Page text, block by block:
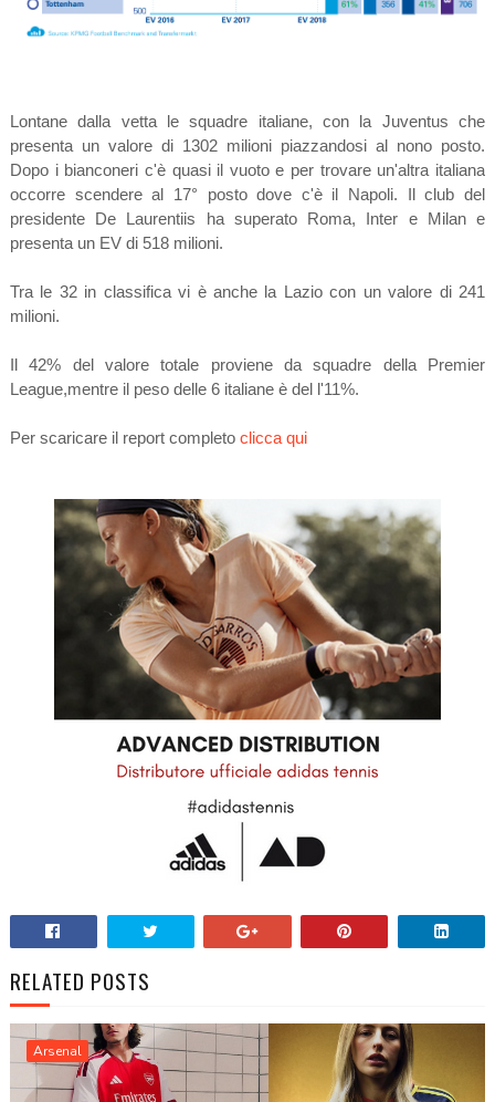
Lontane dalla vetta le squadre italiane, con la Juventus che
presenta un valore di 1302 milioni piazzandosi al nono posto.
Dopo i bianconeri c'è quasi il vuoto e per trovare un'altra italiana
occorre scendere al 17° posto dove c'è il Napoli. Il club del
presidente De Laurentiis ha superato Roma, Inter e Milan e
presenta un EV di 518 milioni.
Tra le 32 in classifica vi è anche la Lazio con un valore di 241
milioni.
Il 42% del valore totale proviene da squadre della Premier
League,mentre il peso delle 6 italiane è del l'11%.
Per scaricare il report completo clicca qui
RELATED POSTS
Arsenal